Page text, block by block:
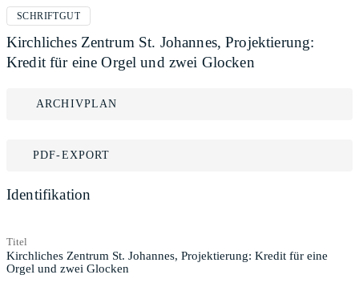
SCHRIFTGUT
Kirchliches Zentrum St. Johannes, Projektierung:
Kredit für eine Orgel und zwei Glocken
ARCHIVPLAN
PDF-EXPORT
Identifikation
Titel
Kirchliches Zentrum St. Johannes, Projektierung: Kredit für eine
Orgel und zwei Glocken